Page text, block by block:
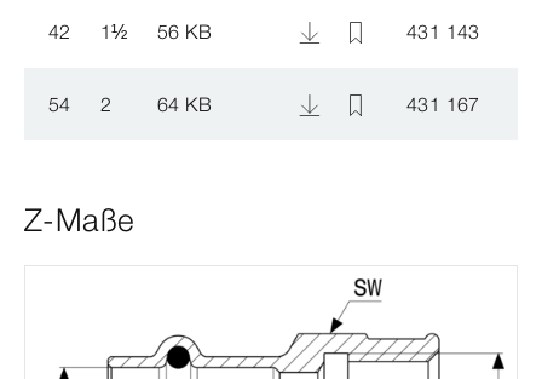
42 1½ 56 KB 431 143
54 2 64 KB 431 167
Z-Maße